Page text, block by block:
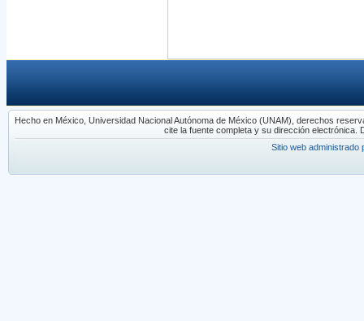
Hecho en México, Universidad Nacional Autónoma de México (UNAM), derechos
cite la fuente completa y su dirección
Sitio web administrado